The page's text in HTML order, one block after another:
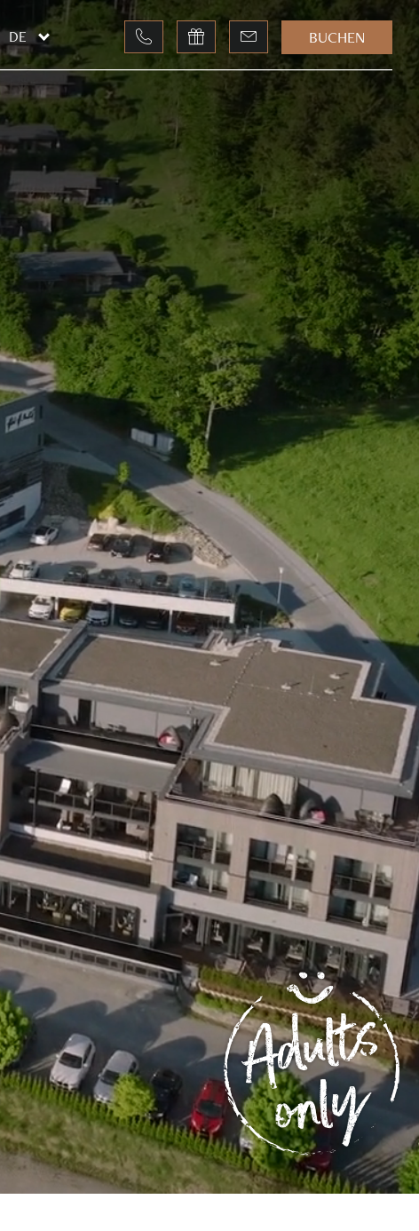
DE BUCHEN